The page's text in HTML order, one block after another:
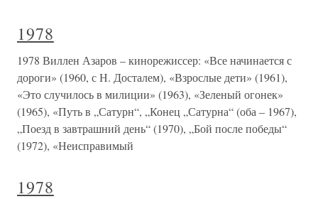
1978
1978 Виллен Азаров – кинорежиссер: «Все начинается с
дороги» (1960, с Н. Досталем), «Взрослые дети» (1961),
«Это случилось в милиции» (1963), «Зеленый огонек»
(1965), «Путь в „Сатурн“, „Конец „Сатурна“ (оба – 1967),
„Поезд в завтрашний день“ (1970), „Бой после победы“
(1972), «Неисправимый
1978